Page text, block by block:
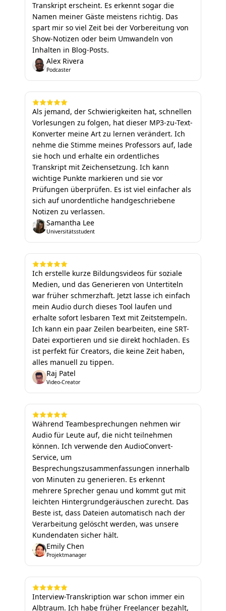
Transkript erscheint. Es erkennt sogar die
Namen meiner Gäste meistens richtig. Das
spart mir so viel Zeit bei der Vorbereitung von
Show-Notizen oder beim Umwandeln von
Inhalten in Blog-Posts.
Alex Rivera
Podcaster
Als jemand, der Schwierigkeiten hat, schnellen
Vorlesungen zu folgen, hat dieser MP3-zu-Text-
Konverter meine Art zu lernen verändert. Ich
nehme die Stimme meines Professors auf, lade
sie hoch und erhalte ein ordentliches
Transkript mit Zeichensetzung. Ich kann
wichtige Punkte markieren und sie vor
Prüfungen überprüfen. Es ist viel einfacher als
sich auf unordentliche handgeschriebene
Notizen zu verlassen.
Samantha Lee
Universitätsstudent
Ich erstelle kurze Bildungsvideos für soziale
Medien, und das Generieren von Untertiteln
war früher schmerzhaft. Jetzt lasse ich einfach
mein Audio durch dieses Tool laufen und
erhalte sofort lesbaren Text mit Zeitstempeln.
Ich kann ein paar Zeilen bearbeiten, eine SRT-
Datei exportieren und sie direkt hochladen. Es
ist perfekt für Creators, die keine Zeit haben,
alles manuell zu tippen.
Raj Patel
Video-Creator
Während Teambesprechungen nehmen wir
Audio für Leute auf, die nicht teilnehmen
können. Ich verwende den AudioConvert-
Service, um
Besprechungszusammenfassungen innerhalb
von Minuten zu generieren. Es erkennt
mehrere Sprecher genau und kommt gut mit
leichten Hintergrundgeräuschen zurecht. Das
Beste ist, dass Dateien automatisch nach der
Verarbeitung gelöscht werden, was unsere
Kundendaten sicher hält.
Emily Chen
Projektmanager
Interview-Transkription war schon immer ein
Albtraum. Ich habe früher Freelancer bezahlt,